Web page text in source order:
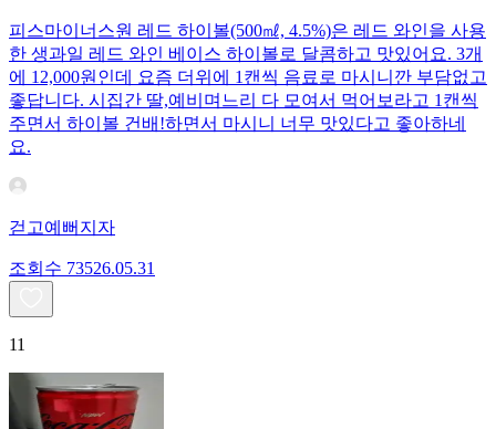
피스마이너스원 레드 하이볼(500㎖, 4.5%)은 레드 와인을 사용
한 생과일 레드 와인 베이스 하이볼로 달콤하고 맛있어요. 3개
에 12,000원인데 요즘 더위에 1캔씩 음료로 마시니깐 부담없고
좋답니다. 시집간 딸,예비며느리 다 모여서 먹어보라고 1캔씩
주면서 하이볼 건배!하면서 마시니 너무 맛있다고 좋아하네
요.
걷고예뻐지자
조회수 73526.05.31
11